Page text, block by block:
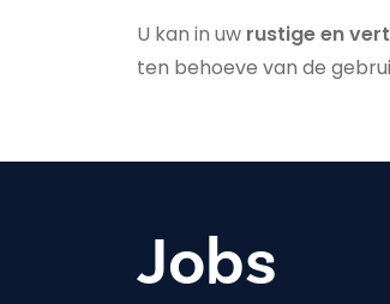
U kan in uw rustige en
ten behoeve van de
Jobs